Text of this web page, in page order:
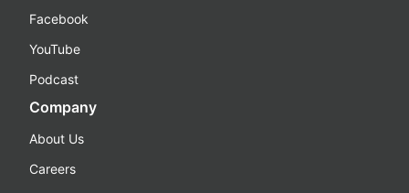
Facebook
YouTube
Podcast
Company
About Us
Careers